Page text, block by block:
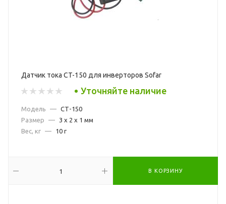
Датчик тока CT-150 для инверторов Sofar
Уточняйте наличие
Модель — СТ-150
Размер
—
3 x 2 x 1 мм
Вес, кг — 10 г
В КОРЗИНУ